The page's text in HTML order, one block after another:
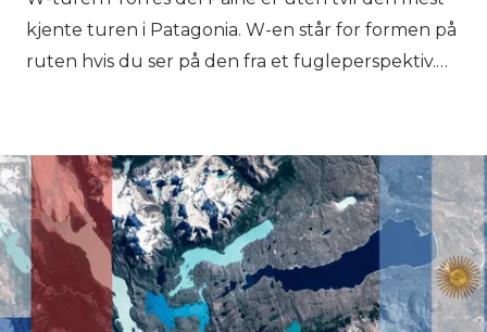
kjente turen i Patagonia. W-en står for formen på
ruten hvis du ser på den fra et fugleperspektiv.
korteste, inkluderer den de vakreste
høydepunktene i Torres del Paine nasjonalpark. I
denne bloggposten vil vi fortelle deg alt du
trenger å vite om refugios på W-turen, kartet,
reiseruten og mer!